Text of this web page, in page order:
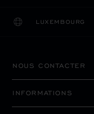
LUXEMBOURG
CHANGER DE
NOUS CONTACTER
INFORMATIONS